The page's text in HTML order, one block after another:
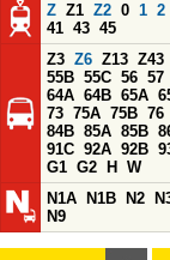
Z Z1 Z2 0 1 2
41 43 45
Z3 Z6 Z13 Z43
55B 55C 56 57
64A 64B 65A
73 75A 75B 76
84B 85A 85B
91C 92A 92B
G1 G2 H
W
N1A
N1B N2
N9